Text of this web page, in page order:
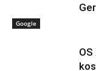
Google